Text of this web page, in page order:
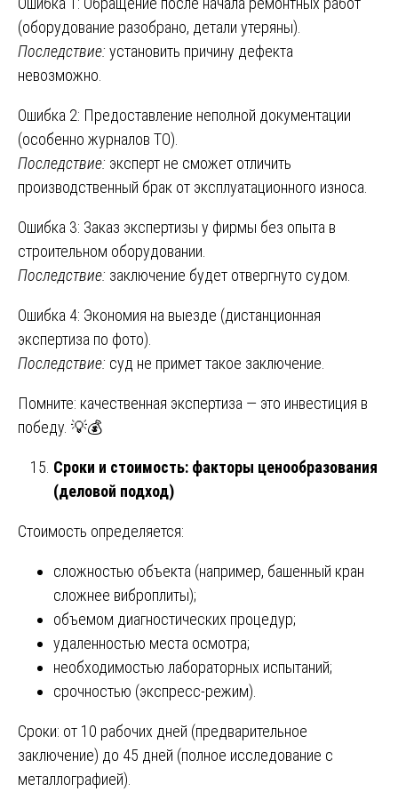
(оборудование разобрано, детали утеряны).
Последствие: установить причину дефекта
невозможно.
Ошибка 2: Предоставление неполной документации
(особенно журналов ТО).
Последствие: эксперт не сможет отличить
производственный брак от эксплуатационного износа.
Ошибка 3: Заказ экспертизы у фирмы без опыта в
строительном оборудовании.
Последствие: заключение будет отвергнуто судом.
Ошибка 4: Экономия на выезде (дистанционная
экспертиза по фото).
Последствие: суд не примет такое заключение.
Помните: качественная экспертиза — это инвестиция в
победу. 💡💰
Сроки и стоимость: факторы ценообразования
(деловой подход)
Стоимость определяется:
сложностью объекта (например, башенный кран
сложнее виброплиты);
объемом диагностических процедур;
удаленностью места осмотра;
необходимостью лабораторных испытаний;
срочностью (экспресс-режим).
Сроки: от 10 рабочих дней (предварительное
заключение) до 45 дней (полное исследование с
металлографией).